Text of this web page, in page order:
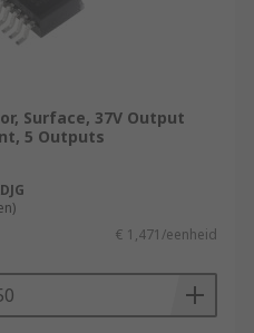
Surface, 37V Output
5 Outputs
€ 1,471/eenheid